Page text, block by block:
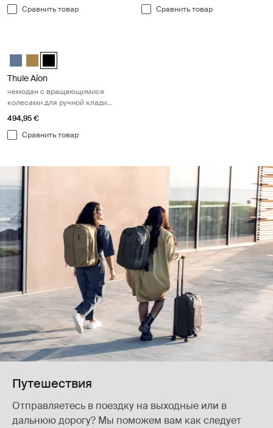
Сравнить товар
Сравнить товар
Thule Aion carry on spinner Темно-серый шифер
Thule Aion carry on spinner Nutria brown
Thule Aion carry on spinner Чёрный (selected)
Thule Aion
чемодан с вращающимися
колесами для ручной клади
черном
494,95 €
Сравнить товар
Путешествия
Отправляетесь в поездку на выходные или в
дальнюю дорогу? Мы поможем вам как следует